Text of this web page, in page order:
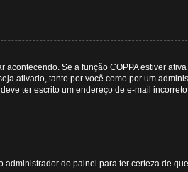
Se a função COPPA estiver
ativado, tanto por você como por um
ter escrito um endereço de e-mail
do painel para ter certeza de